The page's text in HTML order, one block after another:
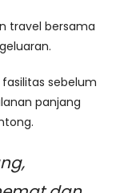
travel bersama
sebelum
panjang